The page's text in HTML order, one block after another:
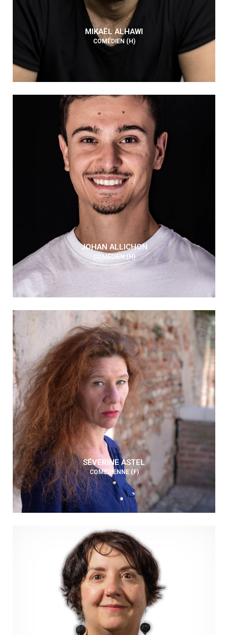
MIKAËL ALHAWI
COMÉDIEN (H)
JOHAN ALLICHON
COMÉDIEN (H)
SÉVERINE ASTEL
COMÉDIENNE (F)